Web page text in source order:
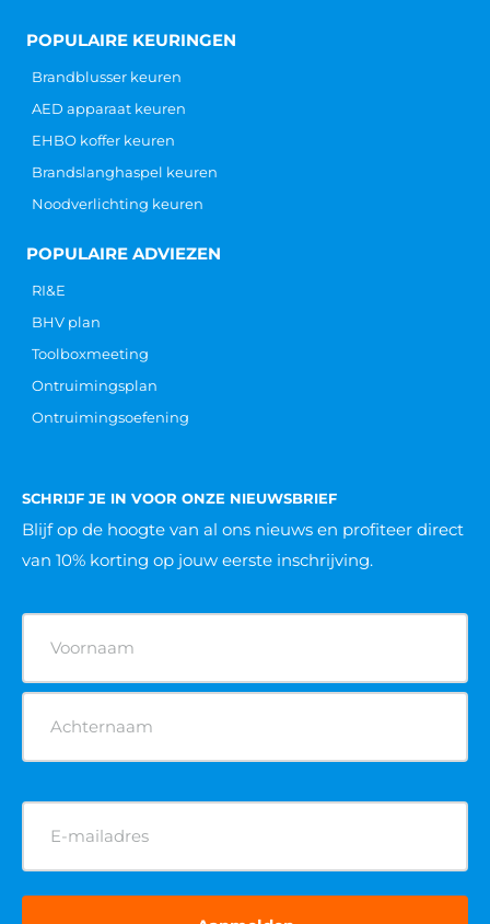
POPULAIRE KEURINGEN
Brandblusser keuren
AED apparaat keuren
EHBO koffer keuren
Brandslanghaspel keuren
Noodverlichting keuren
POPULAIRE ADVIEZEN
RI&E
BHV plan
Toolboxmeeting
Ontruimingsplan
Ontruimingsoefening
SCHRIJF JE IN VOOR ONZE NIEUWSBRIEF
Blijf op de hoogte van al ons nieuws en profiteer direct
van 10% korting op jouw eerste inschrijving.
(Vereist)
E-
mailadres
(Vereist)